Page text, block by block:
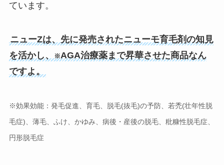
ています。
ニューZは、先に発売されたニューモ育毛剤の知見
を活かし、
※AGA治療薬まで昇華させた商品なん
ですよ。
※効果効能：発毛促進、育毛、脱毛(抜毛)の予防、若禿(壮年性脱
毛症)、薄毛、ふけ、かゆみ、病後・産後の脱毛、粃糠性脱毛症、
円形脱毛症